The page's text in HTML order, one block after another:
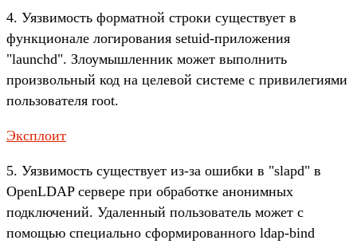
4. Уязвимость форматной строки существует в
функционале логирования setuid-приложения
"launchd". Злоумышленник может выполнить
произвольный код на целевой системе с привилегиями
пользователя root.
Эксплоит
5. Уязвимость существует из-за ошибки в "slapd" в
OpenLDAP сервере при обработке анонимных
подключений. Удаленный пользователь может с
помощью специально сформированного ldap-bind